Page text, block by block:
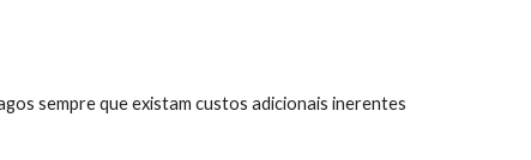
sempre que existam custos adicionais inerentes